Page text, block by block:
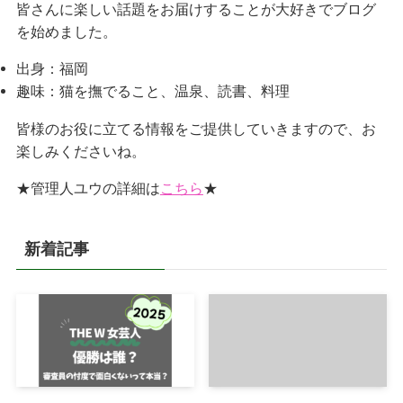
皆さんに楽しい話題をお届けすることが大好きでブログ
を始めました。
出身：福岡
趣味：猫を撫でること、温泉、読書、料理
皆様のお役に立てる情報をご提供していきますので、お
楽しみくださいね。
★管理人ユウの詳細はこちら★
新着記事